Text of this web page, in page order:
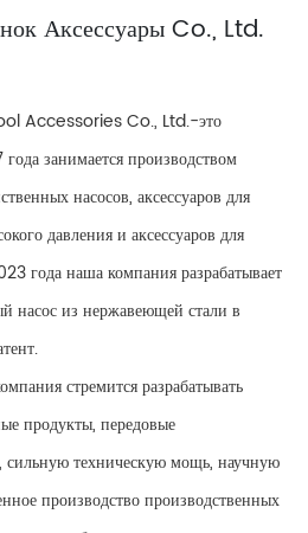
Аксессуары Co., Ltd.
Accessories Co., Ltd.-это
занимается производством
насосов, аксессуаров для
давления и аксессуаров для
года наша компания разрабатывает
насос из нержавеющей стали в
стремится разрабатывать
продукты, передовые
сильную техническую мощь, научную
производство производственных